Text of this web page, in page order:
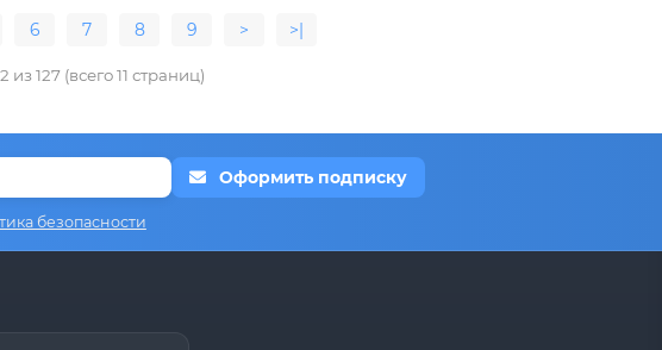
6 7 8 9 > >|
из 127 (всего 11 страниц)
Оформить подписку
безопасности